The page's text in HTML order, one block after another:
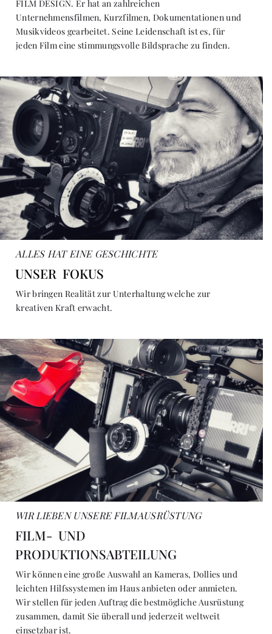
FILM DESIGN. Er hat an zahlreichen
Unternehmensfilmen, Kurzfilmen, Dokumentationen und
Musikvideos gearbeitet. Seine Leidenschaft ist es, für
jeden Film eine stimmungsvolle Bildsprache zu finden.
ALLES HAT EINE GESCHICHTE
UNSER FOKUS
Wir bringen Realität zur Unterhaltung welche zur
kreativen Kraft erwacht.
WIR LIEBEN UNSERE FILMAUSRÜSTUNG
FILM- UND
PRODUKTIONSABTEILUNG
Wir können eine große Auswahl an Kameras, Dollies und
leichten Hilfssystemen im Haus anbieten oder anmieten.
Wir stellen für jeden Auftrag die bestmögliche Ausrüstung
zusammen, damit Sie überall und jederzeit weltweit
einsetzbar ist.